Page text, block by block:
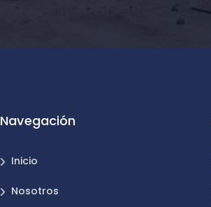
Navegación
Inicio
Nosotros